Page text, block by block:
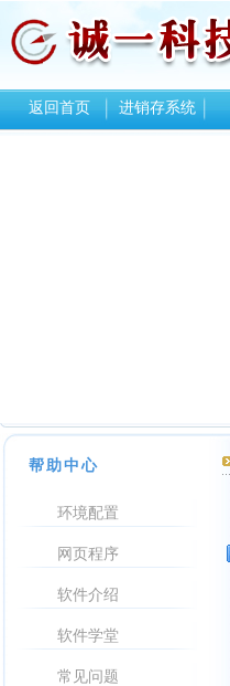
返回首页 进销存系统
帮助中心
环境配置
网页程序
软件介绍
软件学堂
常见问题